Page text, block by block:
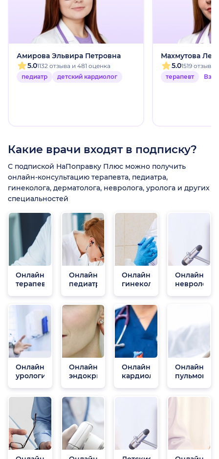
Амирова Эльвира Петровна
5.01132 отзыва и 481 оценка
педиатр
детский кардиолог
Махмутова
5.01519
терапевт
Какие врачи входят в подписку?
С подпиской НаПоправку Плюс можно получить
онлайн-консультацию терапевта, педиатра,
гинеколога, дерматолога, невролога, уролога и других
специальностей
Онлайн
терапевты
Онлайн
педиатры
Онлайн
гинекологи
Онлайн
неврологи
Онлайн
урологи
Онлайн
эндокринологи
Онлайн
кардиологи
Онлайн